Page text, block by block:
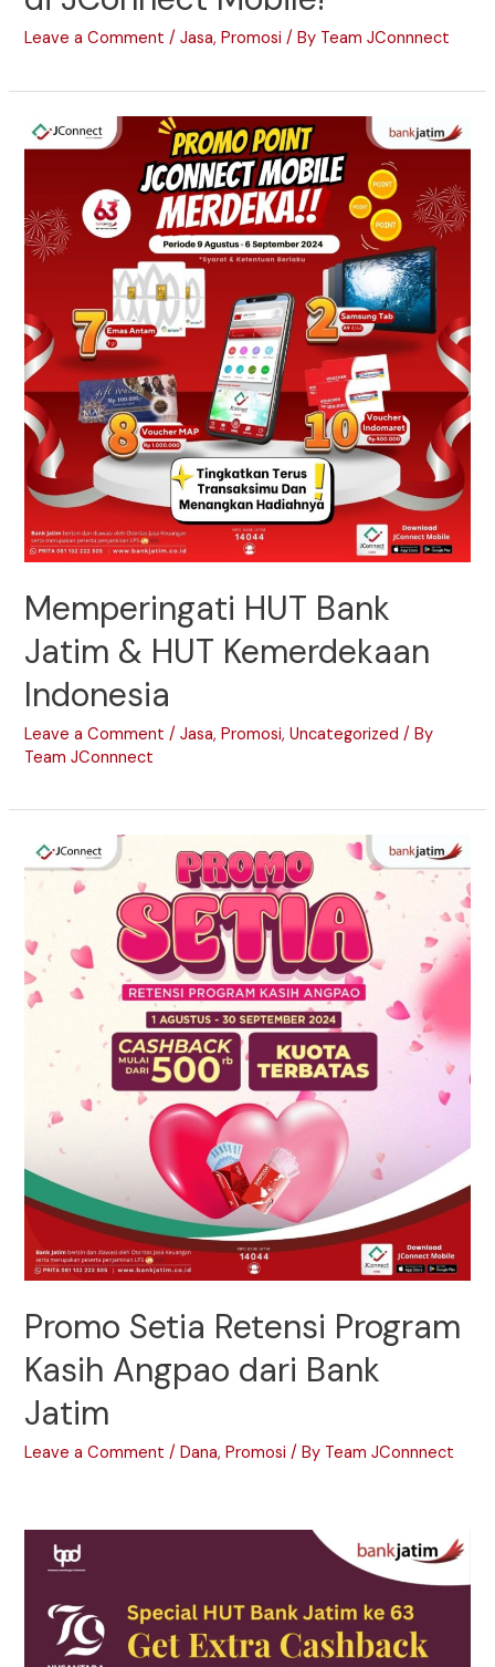
Leave a Comment /Jasa,Promosi / By Team JConnnect
Memperingati HUT Bank
Jatim & HUT Kemerdekaan
Indonesia
Leave a Comment /Jasa,Promosi,Uncategorized / By
Team JConnnect
Promo Setia Retensi Program
Kasih Angpao dari Bank
Jatim
Leave a Comment /Dana,Promosi / By Team JConnnect